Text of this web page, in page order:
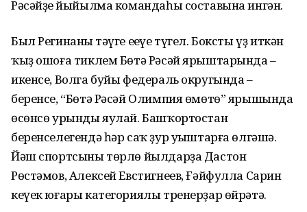
Рәсәйҙең йыйылма командаһы составына ингән.
Был Регинаның тәүге еңеүе түгел. Боксты үҙ иткән
ҡыҙ ошоға тиклем Бөтә Рәсәй ярыштарында –
икенсе, Волга буйы федераль округында –
беренсе, “Бөтә Рәсәй Олимпия өмөтө” ярышында
өсөнсө урынды яулай. Башҡортостан
беренселегендә һәр саҡ ҙур уңыштарға өлгәшә.
Йәш спортсыны төрлө йылдарҙа Дастон
Рөстәмов, Алексей Евстигнеев, Ғәйфулла Сарин
кеүек юғары категориялы тренерҙар өйрәтә.